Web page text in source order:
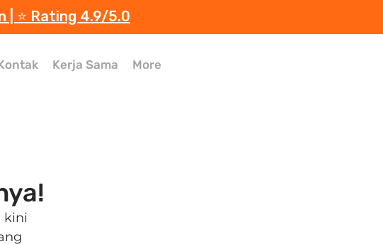
| ⭐️ Rating 4.9/5.0
Kerja Sama More
kini